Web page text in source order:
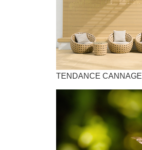
TENDANCE CANNAGE